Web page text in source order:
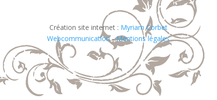
Création site internet : Myriam Corbet
Webcommunication-Mentions légales